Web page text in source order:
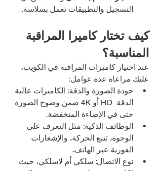
التسجيل والتطبيقات تعمل بسلاسة.
كيف تختار كاميرا المراقبة
المناسبة؟
عند اختيار كاميرات المراقبة في الكويت،
عليك مراعاة عدة عوامل:
جودة الصورة والدقة: الكاميرات عالية
الدقة  HD أو 4K ضمن وضوح الصورة
حتى في الإضاءة المنخفضة.
الوظائف الذكية: مثل التعرف على
الوجوه، تتبع الحركة، والإشعارات
الفورية عبر الهاتف.
نوع الاتصال: سلكي أم لاسلكي، حيث